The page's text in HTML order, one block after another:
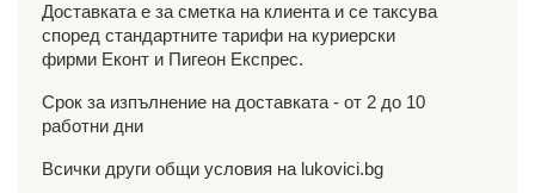
Доставката е за сметка на клиента и се таксува
според стандартните тарифи на куриерски
фирми Еконт и Пигеон Експрес.
Срок за изпълнение на доставката - от 2 до 10
работни дни
Всички други общи условия на lukovici.bg